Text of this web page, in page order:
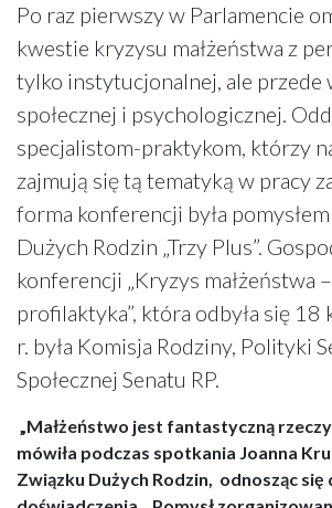
Po raz pierwszy w Parlamencie
kwestie kryzysu małżeństwa z
tylko instytucjonalnej, ale przede
społecznej i psychologicznej.
specjalistom-praktykom, którzy
zajmują się tą tematyką w pracy
forma konferencji była
Dużych Rodzin „Trzy Plus”.
konferencji „Kryzys małżeństwa
profilaktyka”, która odbyła się
r. była Komisja Rodziny, Polityki
Społecznej Senatu RP.
„Małżeństwo jest fantastyczną
mówiła podczas spotkania Joanna
Związku Dużych Rodzin, odnosząc się